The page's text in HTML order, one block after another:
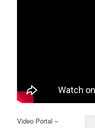
Video Portal –